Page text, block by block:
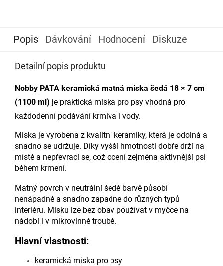
Popis Dávkování Hodnocení Diskuze
Detailní popis produktu
Nobby PATA keramická matná miska šedá 18 × 7 cm
(1100 ml) je praktická miska pro psy vhodná pro
každodenní podávání krmiva i vody.
Miska je vyrobena z kvalitní keramiky, která je odolná a
snadno se udržuje. Díky vyšší hmotnosti dobře drží na
místě a nepřevrací se, což ocení zejména aktivnější psi
během krmení.
Matný povrch v neutrální šedé barvě působí
nenápadně a snadno zapadne do různých typů
interiéru. Misku lze bez obav používat v myčce na
nádobí i v mikrovlnné troubě.
Hlavní vlastnosti:
keramická miska pro psy